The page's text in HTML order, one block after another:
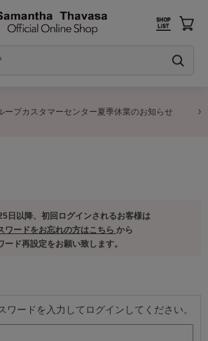
ープカスタマーセンター夏季休業のお知らせ
日以降、初回ログインされるお客様は
ワードをお忘れの方はこちら から
ード再設定をお願い致します。
ワードを入力してログインしてください。